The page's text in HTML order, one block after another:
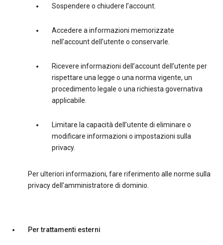
Sospendere o chiudere l’account.
Accedere a informazioni memorizzate
nell’account dell’utente o conservarle.
Ricevere informazioni dell’account dell’utente per
rispettare una legge o una norma vigente, un
procedimento legale o una richiesta governativa
applicabile.
Limitare la capacità dell’utente di eliminare o
modificare informazioni o impostazioni sulla
privacy.
Per ulteriori informazioni, fare riferimento alle norme sulla
privacy dell’amministratore di dominio.
Per trattamenti esterni